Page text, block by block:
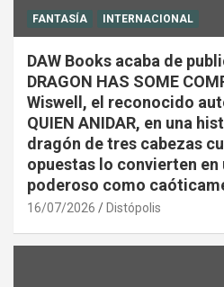
FANTASÍA INTERNACIONAL
DAW Books acaba de
DRAGON HAS SOME
Wiswell, el reconocido
QUIEN ANIDAR, en una
dragón de tres cabezas
opuestas lo convierten en
poderoso como
16/07/2026 Distópolis